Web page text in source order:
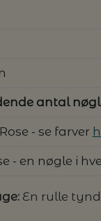
antal
- se farver
- en nøgle i
En rulle